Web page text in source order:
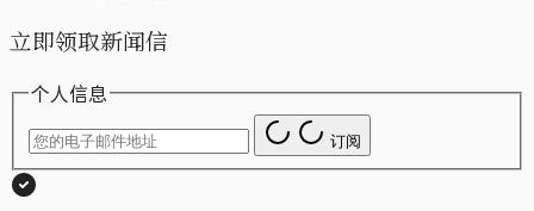
立即领取新闻信
个人信息
订阅